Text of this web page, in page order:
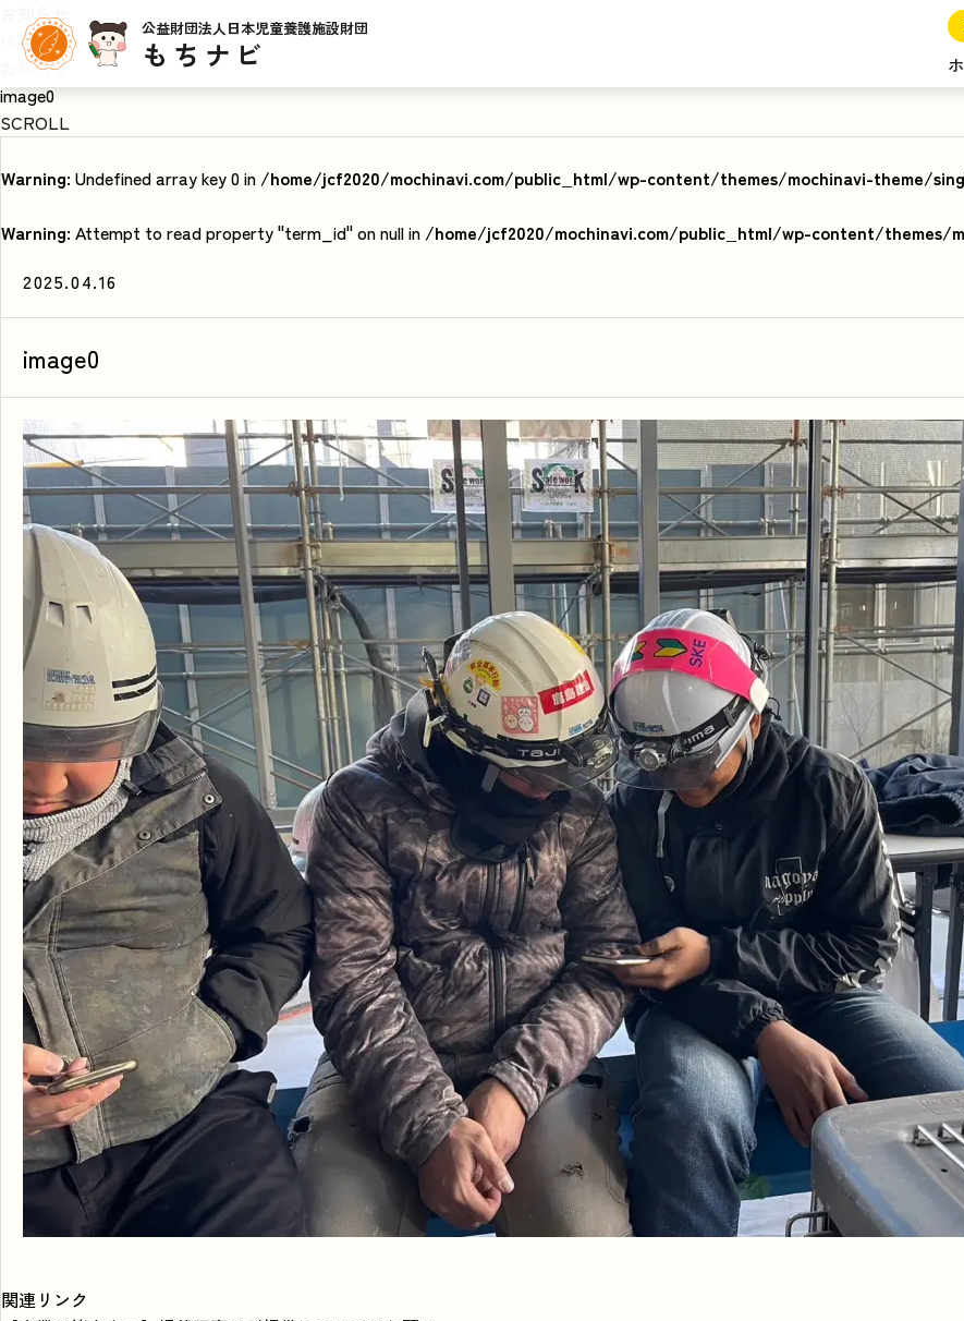
公益財団法人日本児童養護施設財団
もちナビ
お知らせ
HOME
お知らせ
image0
SCROLL
Warning: Undefined array key 0 in /home/jcf2020/mochinavi.com/public_html/wp-content/themes/mochinavi-theme/
Warning: Attempt to read property "term_id" on null in /home/jcf2020/mochinavi.com/public_html/wp-content/themes/
2025.04.16
image0
関連リンク